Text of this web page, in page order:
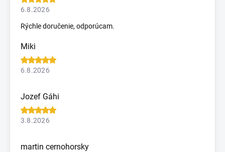
6.8.2026
Rýchle doručenie, odporúcam.
Miki
6.8.2026
Jozef Gáhi
3.8.2026
martin cernohorsky